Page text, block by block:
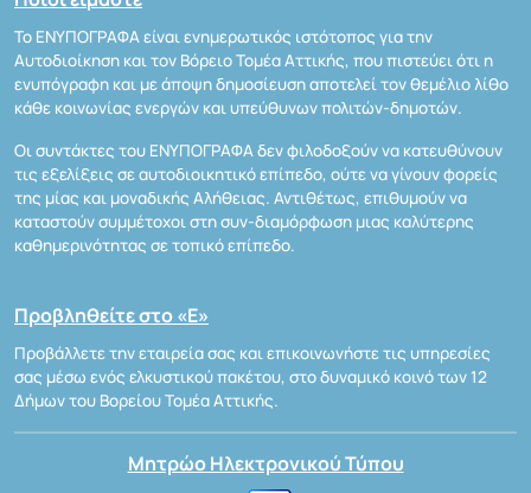
Το ΕΝΥΠΟΓΡΑΦΑ είναι ενημερωτικός ιστότοπος για την
Αυτοδιοίκηση και τον Βόρειο Τομέα Αττικής, που πιστεύει ότι η
ενυπόγραφη και με άποψη δημοσίευση αποτελεί τον θεμέλιο λίθο
κάθε κοινωνίας ενεργών και υπεύθυνων πολιτών-δημοτών.
Οι συντάκτες του ΕΝΥΠΟΓΡΑΦΑ δεν φιλοδοξούν να κατευθύνουν
τις εξελίξεις σε αυτοδιοικητικό επίπεδο, ούτε να γίνουν φορείς
της μίας και μοναδικής Αλήθειας. Αντιθέτως, επιθυμούν να
καταστούν συμμέτοχοι στη συν-διαμόρφωση μιας καλύτερης
καθημερινότητας σε τοπικό επίπεδο.
Προβληθείτε στο «Ε»
Προβάλλετε την εταιρεία σας και επικοινωνήστε τις υπηρεσίες
σας μέσω ενός ελκυστικού πακέτου, στο δυναμικό κοινό των 12
Δήμων του Βορείου Τομέα Αττικής.
Μητρώο Ηλεκτρονικού Τύπου